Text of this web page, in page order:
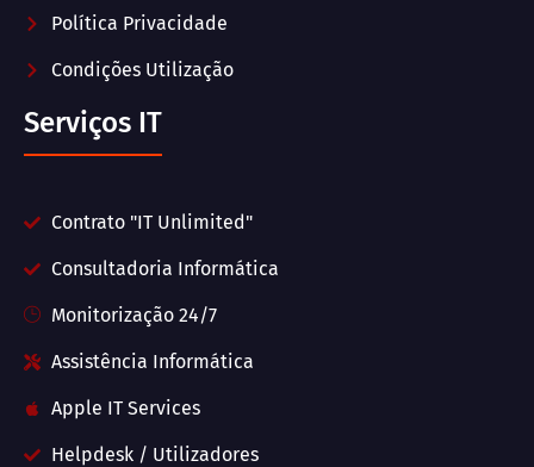
Política Privacidade
Condições Utilização
Serviços IT
Contrato "IT Unlimited"
Consultadoria Informática
Monitorização 24/7
Assistência Informática
Apple IT Services
Helpdesk / Utilizadores